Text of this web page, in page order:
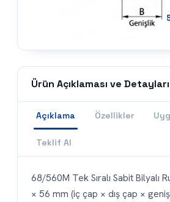
Ürün Açıklaması ve Detayları
Açıklama Özellikler
Teklif Al
68/560M Tek Sıralı Sabit Bilyalı
× 56 mm (iç çap × dış çap ×